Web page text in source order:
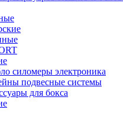
силомеры электроника
подвесные системы
для бокса